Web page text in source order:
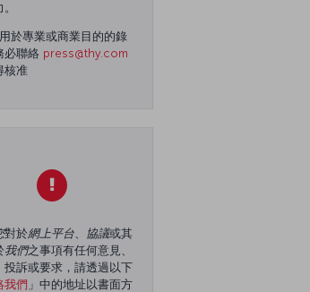
於專業或商業目的的錄
必聯絡 press@thy.com
核准
對於網上平台、 協議或其
我們之事項有任何意見、
投訴或要求，請透過以下
我們 」中的地址以書面方